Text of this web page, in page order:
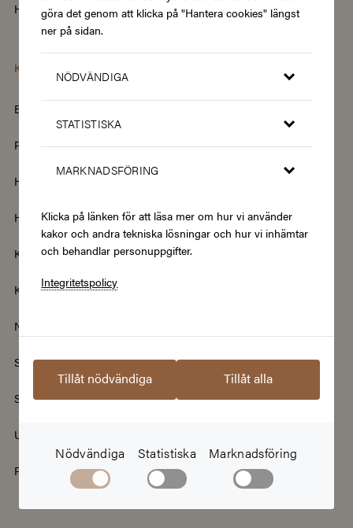
göra det genom att klicka på "Hantera cookies" längst
ner på sidan.
NÖDVÄNDIGA
STATISTISKA
MARKNADSFÖRING
Klicka på länken för att läsa mer om hur vi använder
kakor och andra tekniska lösningar och hur vi inhämtar
och behandlar personuppgifter.
Integritetspolicy
Tillåt nödvändiga Tillåt alla
Nödvändiga Statistiska Marknadsföring
Hantera cookies | Köpvillkor | Tillgänglighet
Kategorier
Barn & Baby
Fordon & Transport Friskvård
Hem & Trädgård
Hotell & Resor Hållbarhet & Second Hand
Kläder & Accessoarer Kultur & Nöje
Kurser
Nyheter
Skönhet & Hälsa Smycken & Klockor
Sport & Fritid Streamingtjänster
Upplevelser
Populära presentkort